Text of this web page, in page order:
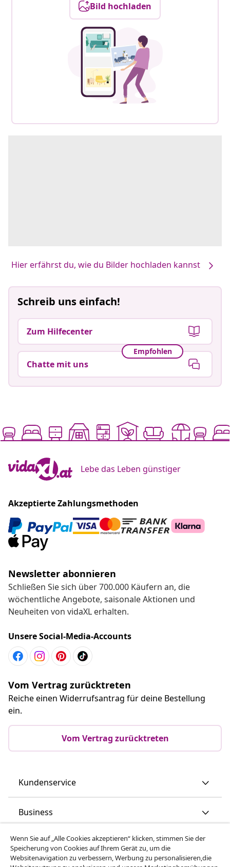
Bild hochladen
Hier erfährst du, wie du Bilder hochladen kannst
Schreib uns einfach!
Zum Hilfecenter
Empfohlen
Chatte mit uns
Lebe das Leben günstiger
Akzeptierte Zahlungsmethoden
Newsletter abonnieren
Schließen Sie sich über 700.000 Käufern an, die
wöchentliche Angebote, saisonale Aktionen und
Neuheiten von vidaXL erhalten.
Unsere Social-Media-Accounts
Vom Vertrag zurücktreten
Reiche einen Widerrufsantrag für deine Bestellung
ein.
Vom Vertrag zurücktreten
Kundenservice
Business
vidaXL
Wenn Sie auf „Alle Cookies akzeptieren“ klicken, stimmen Sie der
Speicherung von Cookies auf Ihrem Gerät zu, um die
Websitenavigation zu verbessern, Werbung zu personalisieren,die